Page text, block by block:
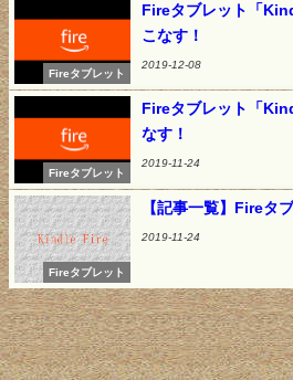
Fireタブレット
Fireタブレット「
こなす！
2019-12-08
Fireタブレット
Fireタブレット「
なす！
2019-11-24
Fireタブレット
【記事一覧】Fireタ
2019-11-24